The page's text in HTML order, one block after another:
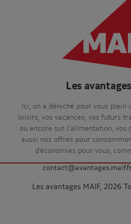
Les
Ici, on a déniché pour vous plein
loisirs, vos vacances, vos futurs
ou encore sur l’alimentation, vos
aussi nos offres pour
d’économies pour vous,
Les avantages MAIF, 2026